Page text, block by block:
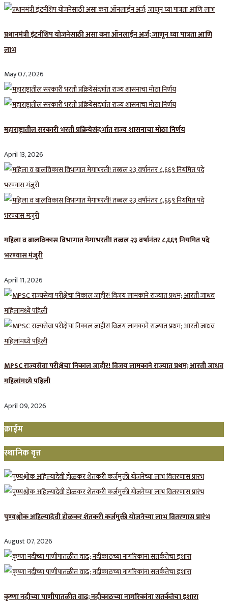
प्रधानमंत्री इंटर्नशिप योजनेसाठी असा करा ऑनलाईन अर्ज; जाणून घ्या पात्रता आणि
लाभ
May 07, 2026
महाराष्ट्रातील सरकारी भरती प्रक्रियेसंदर्भात राज्य शासनाचा मोठा निर्णय
April 13, 2026
महिला व बालविकास विभागात मेगाभरती! तब्बल २३ वर्षांनंतर ८,६६९ नियमित पदे
भरण्यास मंजुरी
April 11, 2026
MPSC राज्यसेवा परीक्षेचा निकाल जाहीर! विजय लामकाने राज्यात प्रथम; आरती जाधव
महिलांमध्ये पहिली
April 09, 2026
क्राईम
स्थानिक वृत्त
पुण्यश्लोक अहिल्यादेवी होळकर शेतकरी कर्जमुक्ती योजनेच्या लाभ वितरणास प्रारंभ
August 07, 2026
कृष्णा नदीच्या पाणीपातळीत वाढ; नदीकाठच्या नागरिकांना सतर्कतेचा इशारा